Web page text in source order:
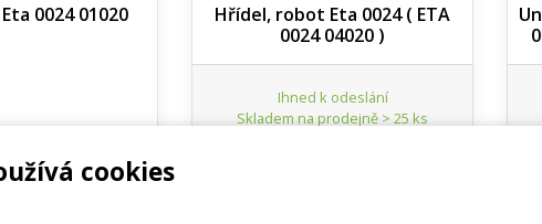
cookies
0024 01020
Hřídel, robot Eta 0024 ( ETA
0024 04020 )
Ihned k odeslání
Skladem na prodejně > 25 ks